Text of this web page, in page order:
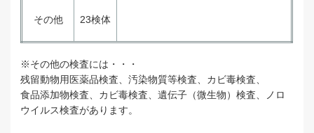
その他 23検体
※その他の検査には・・・
残留動物用医薬品検査、汚染物質等検査、カビ毒検査、
食品添加物検査、カビ毒検査、遺伝子（微生物）検査、ノロ
ウイルス検査があります。